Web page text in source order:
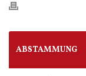
ABSTAMMUNG